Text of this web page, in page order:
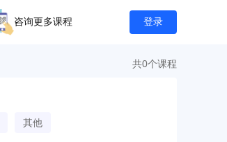
咨询更多课程 登录
共0个课程
其他